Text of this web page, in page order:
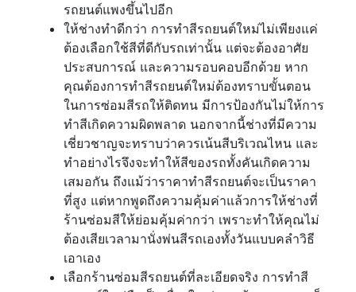
รถยนต์แพงขึ้นไปอีก
ให้ช่างทำดีกว่า การทำสีรถยนต์ใหม่ไม่เพียงแค่
ต้องเลือกใช้สีที่ดีกับรถเท่านั้น แต่จะต้องอาศัย
ประสบการณ์ และความรอบคอบอีกด้วย หาก
คุณต้องการทำสีรถยนต์ใหม่ต้องทราบขั้นตอน
ในการซ่อมสีรถให้ติดทน มีการป้องกันไม่ให้การ
ทำสีเกิดความผิดพลาด นอกจากนี้ช่างที่มีความ
เชี่ยวชาญจะทราบว่าควรเน้นสีบริเวณไหน และ
ทำอย่างไรจึงจะทำให้สีของรถทั้งคันเกิดความ
เสมอกัน ถึงแม้ว่าราคาทำสีรถยนต์จะเป็นราคา
ที่สูง แต่หากพูดถึงความคุ้มค่าแล้วการให้ช่างที่
ร้านซ่อมสีให้ย่อมคุ้มค่ากว่า เพราะทำให้คุณไม่
ต้องเสียเวลามานั่งพ่นสีรถเองทั้งวันแบบคลำวิธี
เอาเอง
เลือกร้านซ่อมสีรถยนต์ที่ละเอียดจริง การทำสี